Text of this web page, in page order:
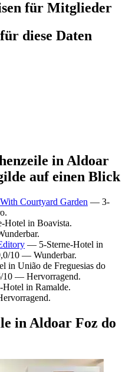
für Mitglieder
diese Daten
in Aldoar
auf einen Blick
Courtyard Garden — 3-
Hotel in Boavista.
— 5-Sterne-Hotel in
10 — Wunderbar.
in União de Freguesias do
10 — Hervorragend.
in Ramalde.
in Aldoar Foz do